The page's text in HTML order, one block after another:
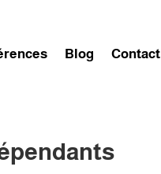
Blog Contact